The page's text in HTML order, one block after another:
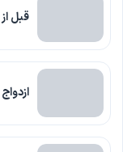
قبل